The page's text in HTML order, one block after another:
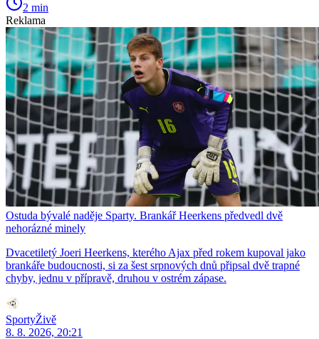
2 min
Reklama
Ostuda bývalé naděje Sparty. Brankář Heerkens předvedl dvě
nehorázné minely
Dvacetiletý Joeri Heerkens, kterého Ajax před rokem kupoval jako
brankáře budoucnosti, si za šest srpnových dnů připsal dvě trapné
chyby, jednu v přípravě, druhou v ostrém zápase.
SportyŽivě
8. 8. 2026, 20:21